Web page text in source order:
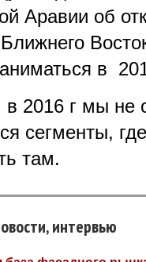
Аравии об
в
в 2016 г мы
сегменты,
там.
интервью